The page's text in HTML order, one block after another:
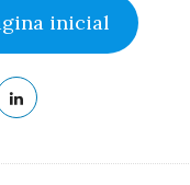
inicial